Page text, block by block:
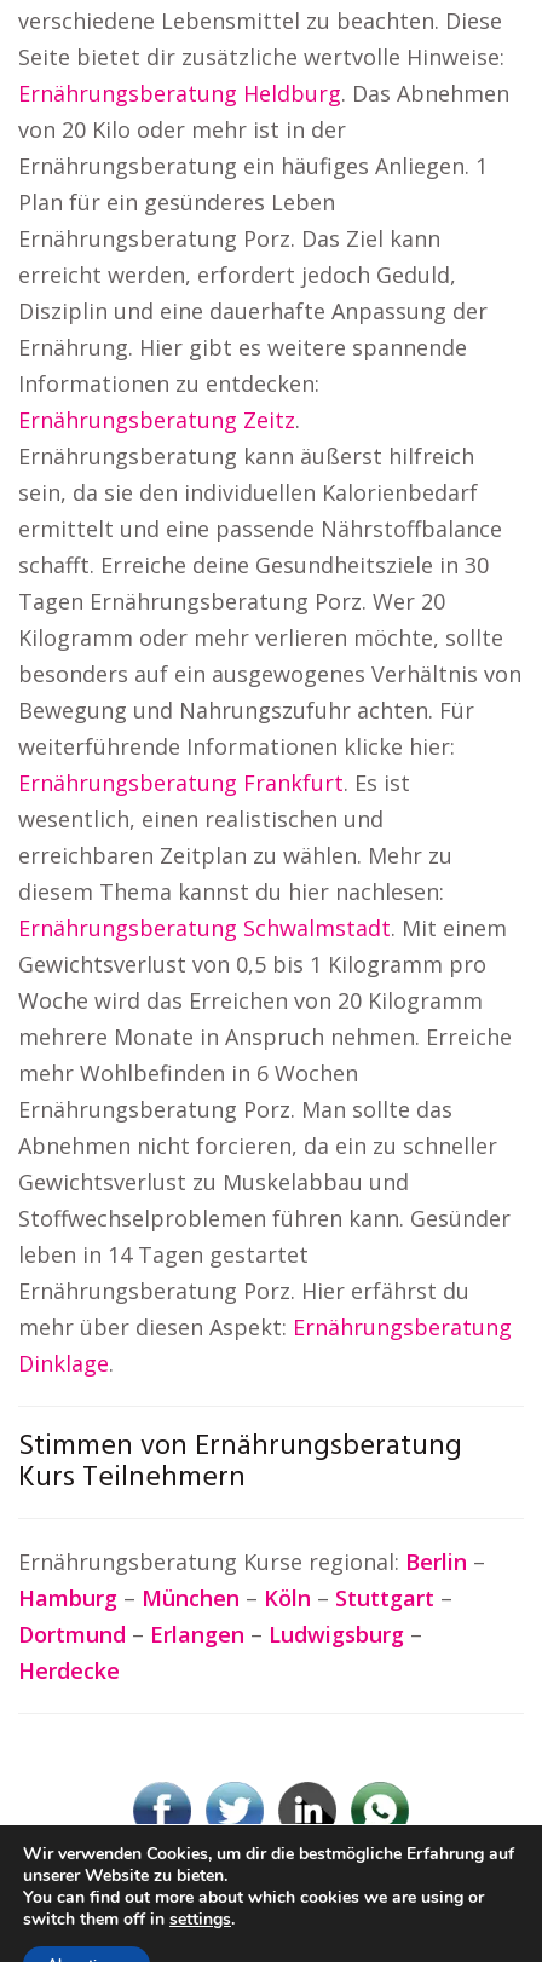
verschiedene Lebensmittel zu beachten. Diese
Seite bietet dir zusätzliche wertvolle Hinweise:
Ernährungsberatung Heldburg. Das Abnehmen
von 20 Kilo oder mehr ist in der
Ernährungsberatung ein häufiges Anliegen. 1
Plan für ein gesünderes Leben
Ernährungsberatung Porz. Das Ziel kann
erreicht werden, erfordert jedoch Geduld,
Disziplin und eine dauerhafte Anpassung der
Ernährung. Hier gibt es weitere spannende
Informationen zu entdecken:
Ernährungsberatung Zeitz.
Ernährungsberatung kann äußerst hilfreich
sein, da sie den individuellen Kalorienbedarf
ermittelt und eine passende Nährstoffbalance
schafft. Erreiche deine Gesundheitsziele in 30
Tagen Ernährungsberatung Porz. Wer 20
Kilogramm oder mehr verlieren möchte, sollte
besonders auf ein ausgewogenes Verhältnis von
Bewegung und Nahrungszufuhr achten. Für
weiterführende Informationen klicke hier:
Ernährungsberatung Frankfurt. Es ist
wesentlich, einen realistischen und
erreichbaren Zeitplan zu wählen. Mehr zu
diesem Thema kannst du hier nachlesen:
Ernährungsberatung Schwalmstadt. Mit einem
Gewichtsverlust von 0,5 bis 1 Kilogramm pro
Woche wird das Erreichen von 20 Kilogramm
mehrere Monate in Anspruch nehmen. Erreiche
mehr Wohlbefinden in 6 Wochen
Ernährungsberatung Porz. Man sollte das
Abnehmen nicht forcieren, da ein zu schneller
Gewichtsverlust zu Muskelabbau und
Stoffwechselproblemen führen kann. Gesünder
leben in 14 Tagen gestartet
Ernährungsberatung Porz. Hier erfährst du
mehr über diesen Aspekt: Ernährungsberatung
Dinklage.
Stimmen von Ernährungsberatung
Kurs Teilnehmern
Ernährungsberatung Kurse regional: Berlin –
Hamburg – München – Köln – Stuttgart –
Dortmund – Erlangen – Ludwigsburg –
Herdecke
© Ernaehrungsberatung.rocks
Wir verwenden Cookies, um dir die bestmögliche Erfahrung auf
unserer Website zu bieten.
You can find out more about which cookies we are using or
switch them off in settings.